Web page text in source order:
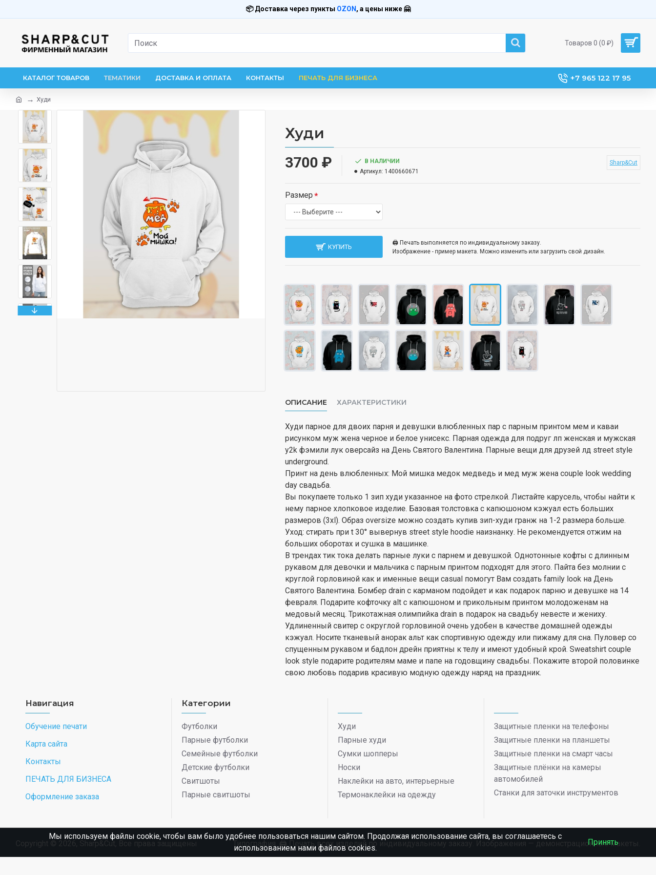
📦 Доставка через пункты OZON , а цены ниже 🤗
Товаров 0 (0 ₽)
КАТАЛОГ ТОВАРОВ ТЕМАТИКИ ДОСТАВКА И ОПЛАТА КОНТАКТЫ ПЕЧАТЬ ДЛЯ БИЗНЕСА +7 965 122 17 95
Худи
Худи
3700 ₽
В НАЛИЧИИ
Артикул: 1400660671
Sharp&Cut
Размер
КУПИТЬ
🖨️ Печать выполняется по индивидуальному заказу.
Изображение - пример макета. Можно изменить или загрузить свой дизайн.
ОПИСАНИЕ ХАРАКТЕРИСТИКИ
Худи парное для двоих парня и девушки влюбленных пар с парным принтом мем и каваи
рисунком муж жена черное и белое унисекс. Парная одежда для подруг лп женская и мужская
y2k фэмили лук оверсайз на День Святого Валентина. Парные вещи для друзей лд street style
underground.
Принт на день влюбленных: Мой мишка медок медведь и мед муж жена couple look wedding
day свадьба.
Вы покупаете только 1 зип худи указанное на фото стрелкой. Листайте карусель, чтобы найти к
нему парное хлопковое изделие. Базовая толстовка с капюшоном кэжуал есть больших
размеров (3xl). Образ oversize можно создать купив зип-худи гранж на 1-2 размера больше.
Уход: стирать при t 30° вывернув street style hoodie наизнанку. Не рекомендуется отжим на
больших оборотах и сушка в машинке.
В трендах тик тока делать парные луки с парнем и девушкой. Однотонные кофты с длинным
рукавом для девочки и мальчика с парным принтом подходят для этого. Пайта без молнии с
круглой горловиной как и именные вещи casual помогут Вам создать family look на День
Святого Валентина. Бомбер drain с карманом подойдет и как подарок парню и девушке на 14
февраля. Подарите кофточку alt с капюшоном и прикольным принтом молодоженам на
медовый месяц. Трикотажная олимпийка drain в подарок на свадьбу невесте и жениху.
Удлиненный свитер с округлой горловиной очень удобен в качестве домашней одежды
кэжуал. Носите тканевый анорак альт как спортивную одежду или пижаму для сна. Пуловер со
спущенным рукавом и бадлон дрейн приятны к телу и имеют удобный крой. Sweatshirt couple
look style подарите родителям маме и папе на годовщину свадьбы. Покажите второй половинке
свою любовь подарив красивую модную одежду наряд на праздник.
Навигация
Обучение печати
Карта сайта
Контакты
ПЕЧАТЬ ДЛЯ БИЗНЕСА
Оформление заказа
Категории
Футболки
Парные футболки
Семейные футболки
Детские футболки
Свитшоты
Парные свитшоты
Худи
Парные худи
Сумки шопперы
Носки
Наклейки на авто, интерьерные
Термонаклейки на одежду
Защитные пленки на телефоны
Защитные пленки на планшеты
Защитные пленки на смарт часы
Защитные плёнки на камеры
автомобилей
Станки для заточки инструментов
Copyright © 2026, Sharp&Cut, Все права защищены Типография. 🖨️ Печать всех изделий по индивидуальному заказу. Изображения — демонстрационные макеты.
Мы используем файлы cookie, чтобы вам было удобнее пользоваться нашим сайтом. Продолжая использование сайта, вы соглашаетесь c
использованием нами файлов cookies.
Принять